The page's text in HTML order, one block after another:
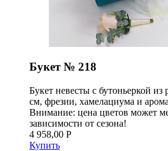
Букет № 218
Букет невесты с бутоньеркой из
см, фрезии, хамелациума и
Внимание: цена цветов может
зависимости от сезона!
4 958,00 Р
Купить